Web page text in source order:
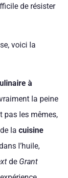
de résister
voici la
à
la peine
pas les mêmes,
la cuisine
l’huile,
de Grant